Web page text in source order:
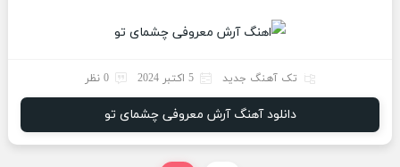
تک آهنگ جدید 5 اکتبر 2024 0 نظر
دانلود آهنگ آرش معروفی چشمای تو